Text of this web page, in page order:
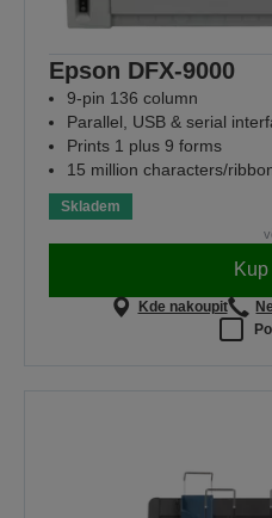
Epson DFX-9000
9-pin 136 column
Parallel, USB & serial
Prints 1 plus 9 forms
15 million characters/
Skladem
Kde nakoupit